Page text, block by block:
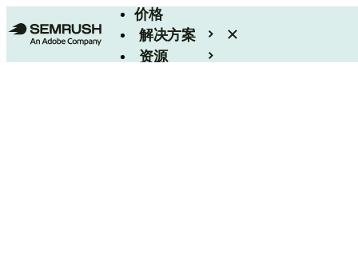
价格
解决方案
资源